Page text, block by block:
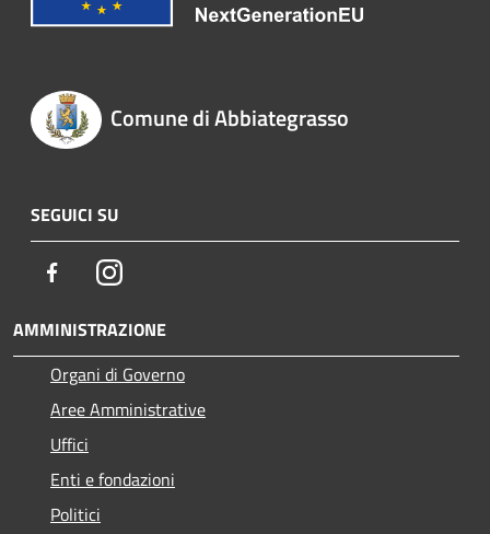
Comune di Abbiategrasso
SEGUICI SU
FacebookInstagram
AMMINISTRAZIONE
Organi di Governo
Aree Amministrative
Uffici
Enti e fondazioni
Politici